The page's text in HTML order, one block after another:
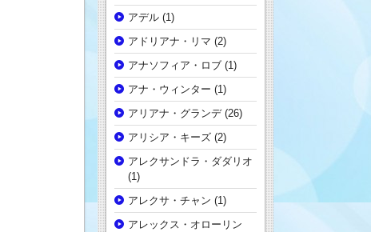
アデル (1)
アドリアナ・リマ (2)
アナソフィア・ロブ (1)
アナ・ウィンター (1)
アリアナ・グランデ(26)
アリシア・キーズ (2)
アレクサンドラ・ダダリオ
(1)
アレクサ・チャン (1)
アレックス・オローリン